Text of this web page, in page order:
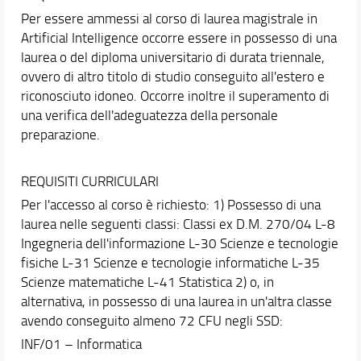
Didattica
Docenti
Orario e calendari
Per essere ammessi al corso di laurea magistrale in
Artificial Intelligence occorre essere in possesso di una
laurea o del diploma universitario di durata triennale,
ovvero di altro titolo di studio conseguito all'estero e
riconosciuto idoneo. Occorre inoltre il superamento di
una verifica dell'adeguatezza della personale
preparazione.
REQUISITI CURRICULARI
Per l'accesso al corso è richiesto: 1) Possesso di una
laurea nelle seguenti classi: Classi ex D.M. 270/04 L-8
Ingegneria dell'informazione L-30 Scienze e tecnologie
fisiche L-31 Scienze e tecnologie informatiche L-35
Scienze matematiche L-41 Statistica 2) o, in
alternativa, in possesso di una laurea in un'altra classe
avendo conseguito almeno 72 CFU negli SSD:
INF/01 – Informatica